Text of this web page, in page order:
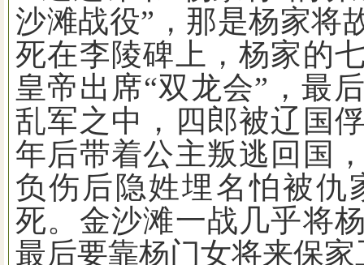
沙滩战役” ，那是杨家将
死在李陵碑上，杨家的
皇帝出席“双龙会” ，最
乱军之中，四郎被辽国
年后带着公主叛逃回国
负伤后隐姓埋名怕被仇
死。金沙滩一战几乎将
最后要靠杨门女将来保家